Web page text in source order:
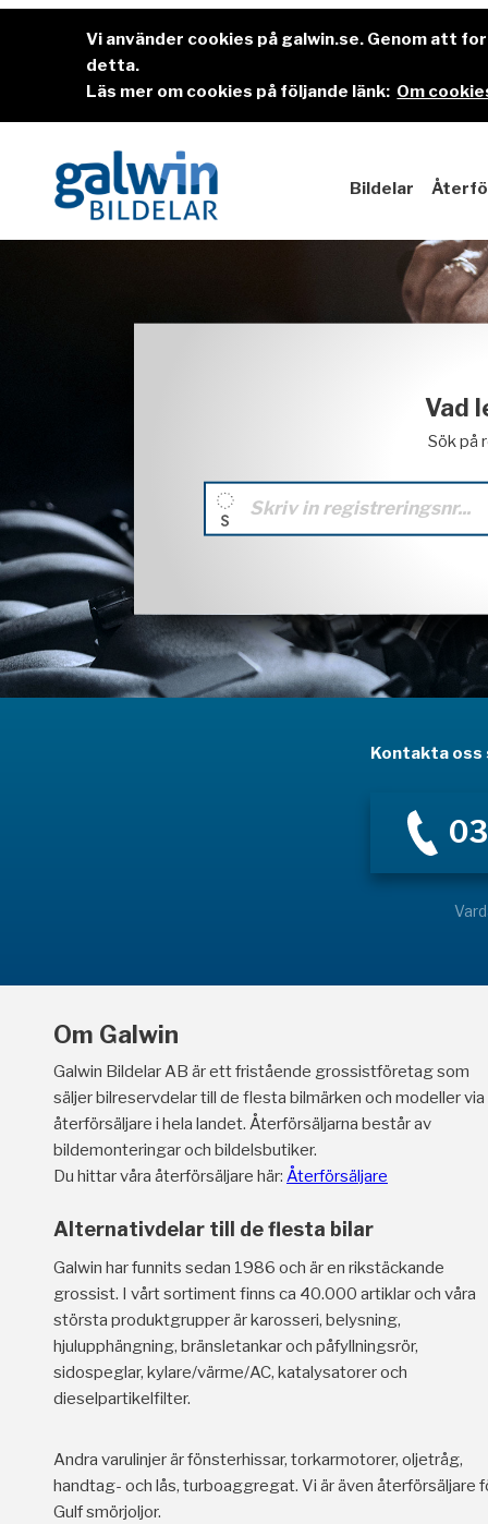
Vi använder cookies på galwin.se. Genom att
detta.
Läs mer om cookies på följande länk: Om
Bildelar
Vad
Sök på
Kontakta oss
Om Galwin
Galwin Bildelar AB är ett fristående grossistföretag som
säljer bilreservdelar till de flesta bilmärken och modeller via
återförsäljare i hela landet. Återförsäljarna består av
bildemonteringar och bildelsbutiker.
Du hittar våra återförsäljare här: Återförsäljare
Alternativdelar till de flesta bilar
Galwin har funnits sedan 1986 och är en rikstäckande
grossist. I vårt sortiment finns ca 40.000 artiklar och våra
största produktgrupper är karosseri, belysning,
hjulupphängning, bränsletankar och påfyllningsrör,
sidospeglar, kylare/värme/AC, katalysatorer och
dieselpartikelfilter.
Andra varulinjer är fönsterhissar, torkarmotorer, oljetråg,
handtag- och lås, turboaggregat. Vi är även återförsäljare
Gulf smörjoljor.